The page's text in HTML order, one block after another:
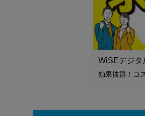
FA（自動化